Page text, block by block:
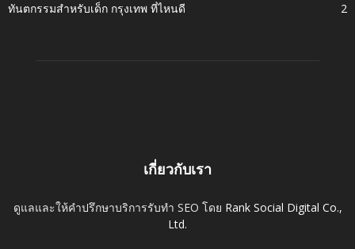
ทันตกรรมสำหรับเด็ก กรุงเทพ ที่ไหนดี
2
เกี่ยวกับเรา
ดูแลและให้คำปรึกษาบริการรับทำ SEO โดย Rank Social Digital Co.,
Ltd.